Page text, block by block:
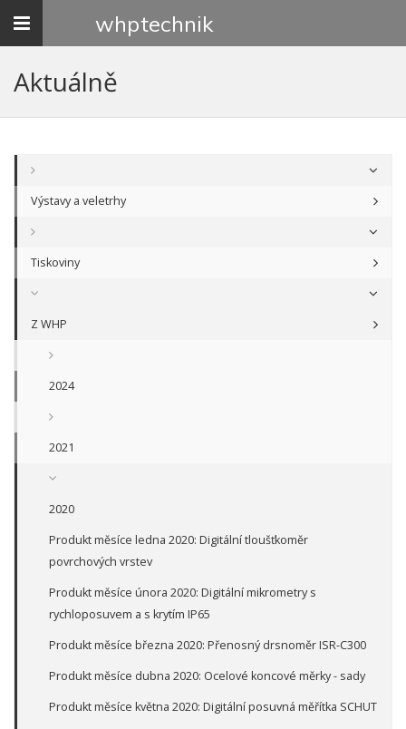
Toggle
whptechnik
Aktuálně
Výstavy a veletrhy
Tiskoviny
Z WHP
2024
2021
2020
Produkt měsíce ledna 2020: Digitální tloušťkoměr
povrchových vrstev
Produkt měsíce února 2020: Digitální mikrometry s
rychloposuvem a s krytím IP65
Produkt měsíce března 2020: Přenosný drsnoměr ISR-C300
Produkt měsíce dubna 2020: Ocelové koncové měrky - sady
Produkt měsíce května 2020: Digitální posuvná měřítka SCHUT